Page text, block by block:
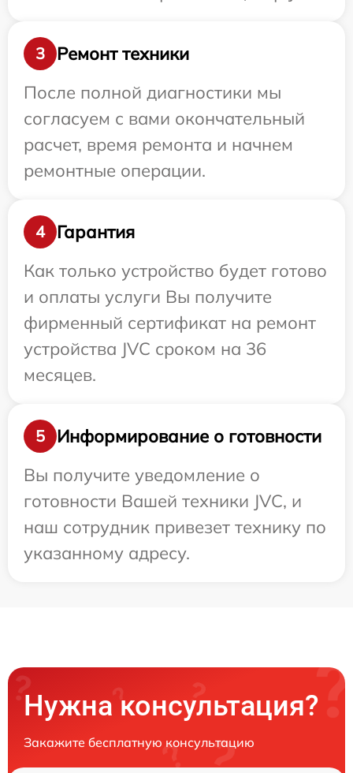
3
Ремонт техники
После полной диагностики мы
согласуем с вами окончательный
расчет, время ремонта и начнем
ремонтные операции.
4
Гарантия
Как только устройство будет готово
и оплаты услуги Вы получите
фирменный сертификат на ремонт
устройства JVC сроком на 36
месяцев.
5
Информирование о готовности
Вы получите уведомление о
готовности Вашей техники JVC, и
наш сотрудник привезет технику по
указанному адресу.
Нужна консультация?
Закажите бесплатную консультацию